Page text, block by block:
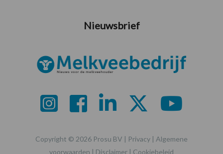
Nieuwsbrief
Copyright © 2026 Prosu BV | Privacy | Algemene
voorwaarden | Disclaimer | Cookiebeleid